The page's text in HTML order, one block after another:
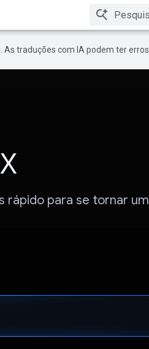
traduções com IA podem ter erros.
rápido para se tornar um